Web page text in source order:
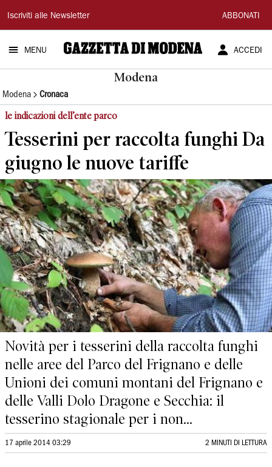
Gazzetta
di
Modena
Iscriviti alle Newsletter ABBONATI
MENU ACCEDI
Modena
Modena Cronaca
le indicazioni dell’ente parco
Tesserini per raccolta funghi Da
giugno le nuove tariffe
Novità per i tesserini della raccolta funghi
nelle aree del Parco del Frignano e delle
Unioni dei comuni montani del Frignano e
delle Valli Dolo Dragone e Secchia: il
tesserino stagionale per i non...
17 aprile 2014 03:29 2 MINUTI DI LETTURA